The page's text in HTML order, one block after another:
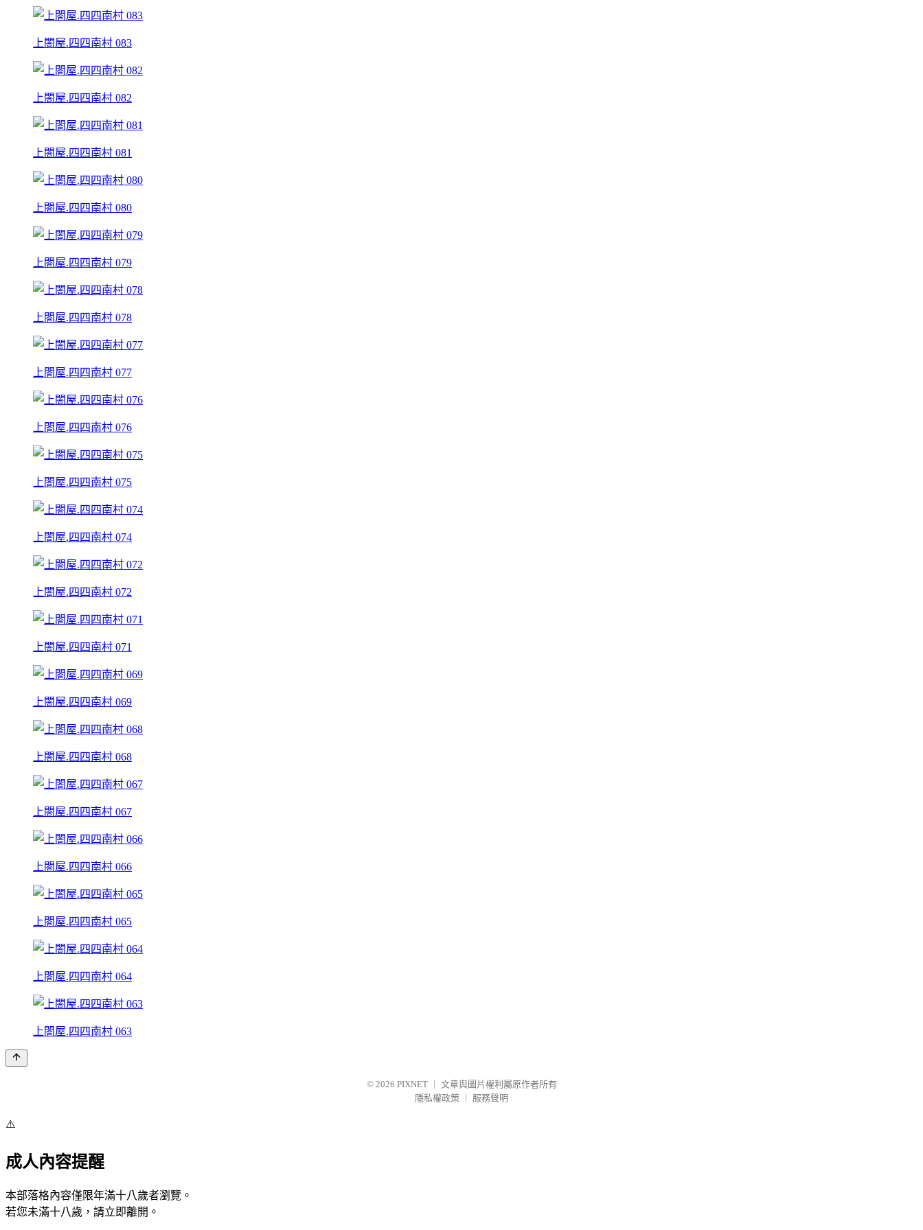
上閤屋.四四南村 083
上閤屋.四四南村 082
上閤屋.四四南村 081
上閤屋.四四南村 080
上閤屋.四四南村 079
上閤屋.四四南村 078
上閤屋.四四南村 077
上閤屋.四四南村 076
上閤屋.四四南村 075
上閤屋.四四南村 074
上閤屋.四四南村 072
上閤屋.四四南村 071
上閤屋.四四南村 069
上閤屋.四四南村 068
上閤屋.四四南村 067
上閤屋.四四南村 066
上閤屋.四四南村 065
上閤屋.四四南村 064
上閤屋.四四南村 063
© 2026 PIXNET
文章與圖片權利屬原作者所有
隱私權政策
服務聲明
⚠️
成人內容提醒
本部落格內容僅限年滿十八歲者瀏覽。
若您未滿十八歲，請立即離開。